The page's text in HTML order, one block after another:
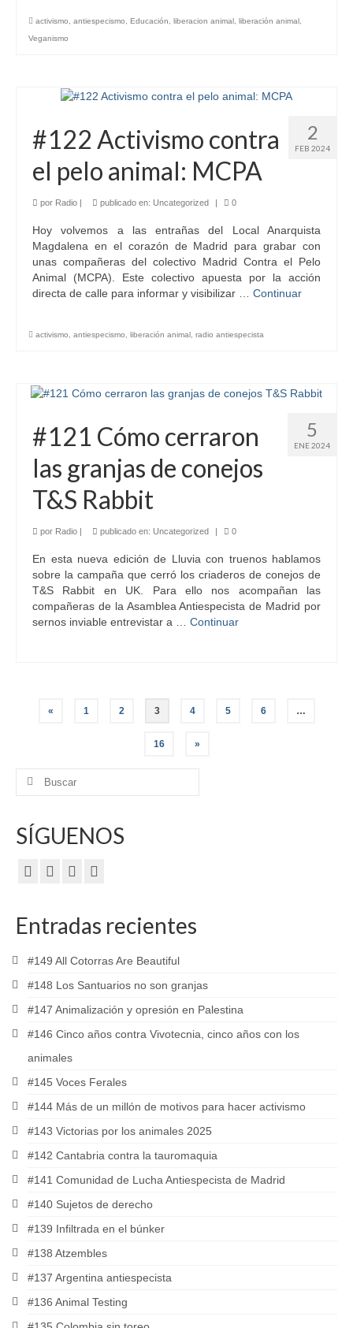
activismo antiespecismo Educación liberacion animal liberación animal
Veganismo
2
FEB 2024
#122 Activismo contra
el pelo animal: MCPA
por Radio publicado en: Uncategorized 0
Hoy volvemos a las entrañas del Local Anarquista
Magdalena en el corazón de Madrid para grabar con
unas compañeras del colectivo Madrid Contra el Pelo
Animal (MCPA). Este colectivo apuesta por la acción
directa de calle para informar y visibilizar … Continuar
activismo, antiespecismo, liberación animal , radio antiespecista
5
ENE 2024
#121 Cómo cerraron
las granjas de conejos
T&S Rabbit
por Radio | publicado en: Uncategorized | 0
En esta nueva edición de Lluvia con truenos hablamos
sobre la campaña que cerró los criaderos de conejos de
T&S Rabbit en UK. Para ello nos acompañan las
compañeras de la Asamblea Antiespecista de Madrid por
sernos inviable entrevistar a … Continuar
Paginación
entradas
« 1 2 3 4 5 6 …
16 »
Buscar
SÍGUENOS
Entradas recientes
#149 All Cotorras Are Beautiful
#148 Los Santuarios no son granjas
#147 Animalización y opresión en Palestina
#146 Cinco años contra Vivotecnia, cinco años con los
animales
#145 Voces Ferales
#144 Más de un millón de motivos para hacer activismo
#143 Victorias por los animales 2025
#142 Cantabria contra la tauromaquia
#141 Comunidad de Lucha Antiespecista de Madrid
#140 Sujetos de derecho
#139 Infiltrada en el búnker
#138 Atzembles
#137 Argentina antiespecista
#136 Animal Testing